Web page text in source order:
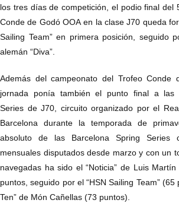
los tres días de competición, el podio final del
Conde de Godó OOA en la clase J70 queda
Sailing Team” en primera posición, seguido
alemán “Diva”.
Además del campeonato del Trofeo Conde
jornada ponía también el punto final a las
Series de J70, circuito organizado por el
Barcelona durante la temporada de
absoluto de las Barcelona Spring Series
mensuales disputados desde marzo y con un
navegadas ha sido el “Noticia” de Luis
puntos, seguido por el “HSN Sailing Team” (65
Ten” de Món Cañellas (73 puntos).